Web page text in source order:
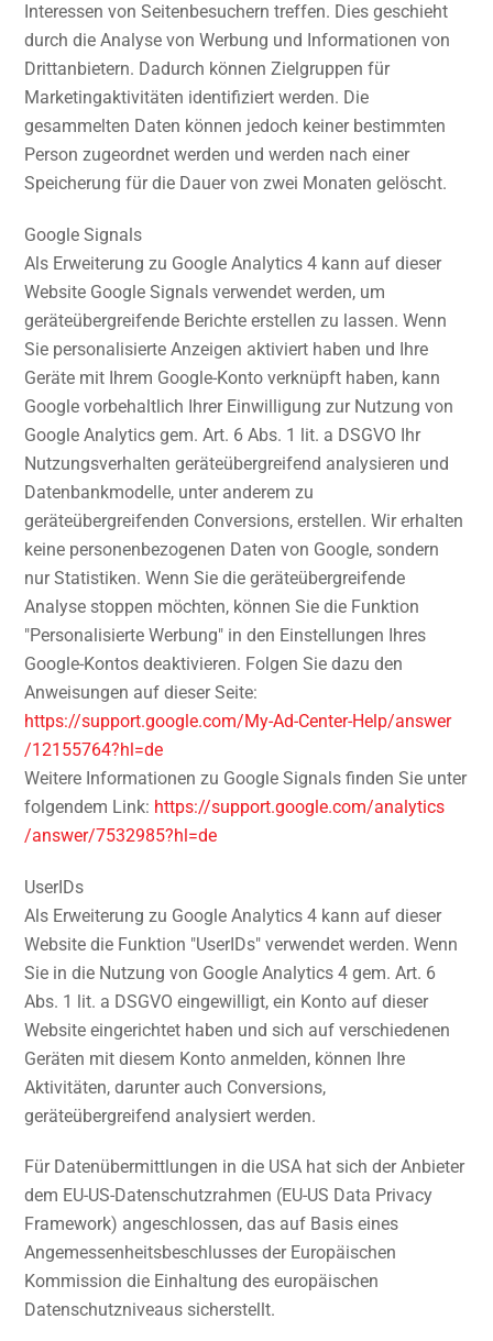
Interessen von Seitenbesuchern treffen. Dies geschieht
durch die Analyse von Werbung und Informationen von
Drittanbietern. Dadurch können Zielgruppen für
Marketingaktivitäten identifiziert werden. Die
gesammelten Daten können jedoch keiner bestimmten
Person zugeordnet werden und werden nach einer
Speicherung für die Dauer von zwei Monaten gelöscht.
Google Signals
Als Erweiterung zu Google Analytics 4 kann auf dieser
Website Google Signals verwendet werden, um
geräteübergreifende Berichte erstellen zu lassen. Wenn
Sie personalisierte Anzeigen aktiviert haben und Ihre
Geräte mit Ihrem Google-Konto verknüpft haben, kann
Google vorbehaltlich Ihrer Einwilligung zur Nutzung von
Google Analytics gem. Art. 6 Abs. 1 lit. a DSGVO Ihr
Nutzungsverhalten geräteübergreifend analysieren und
Datenbankmodelle, unter anderem zu
geräteübergreifenden Conversions, erstellen. Wir erhalten
keine personenbezogenen Daten von Google, sondern
nur Statistiken. Wenn Sie die geräteübergreifende
Analyse stoppen möchten, können Sie die Funktion
"Personalisierte Werbung" in den Einstellungen Ihres
Google-Kontos deaktivieren. Folgen Sie dazu den
Anweisungen auf dieser Seite:
https://support.google.com/My-Ad-Center-Help/answer
/12155764?hl=de
Weitere Informationen zu Google Signals finden Sie unter
folgendem Link: https://support.google.com/analytics
/answer/7532985?hl=de
UserIDs
Als Erweiterung zu Google Analytics 4 kann auf dieser
Website die Funktion "UserIDs" verwendet werden. Wenn
Sie in die Nutzung von Google Analytics 4 gem. Art. 6
Abs. 1 lit. a DSGVO eingewilligt, ein Konto auf dieser
Website eingerichtet haben und sich auf verschiedenen
Geräten mit diesem Konto anmelden, können Ihre
Aktivitäten, darunter auch Conversions,
geräteübergreifend analysiert werden.
Für Datenübermittlungen in die USA hat sich der Anbieter
dem EU-US-Datenschutzrahmen (EU-US Data Privacy
Framework) angeschlossen, das auf Basis eines
Angemessenheitsbeschlusses der Europäischen
Kommission die Einhaltung des europäischen
Datenschutzniveaus sicherstellt.